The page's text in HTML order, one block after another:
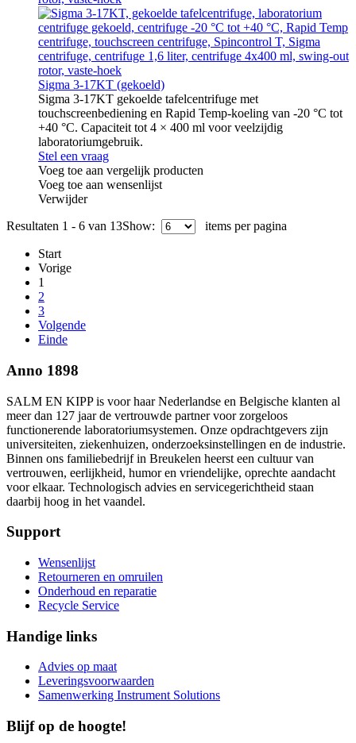
Sigma 3-17KT (gekoeld)
Sigma 3-17KT gekoelde tafelcentrifuge met
touchscreenbediening en Rapid Temp-koeling van -20 °C tot
+40 °C. Capaciteit tot 4 × 400 ml voor veelzijdig
laboratoriumgebruik.
Stel een vraag
Voeg toe aan vergelijk producten
Voeg toe aan wensenlijst
Verwijder
Resultaten 1 - 6 van 13Show: items per pagina
Start
Vorige
1
2
3
Volgende
Einde
Anno 1898
SALM EN KIPP is voor haar Nederlandse en Belgische klanten al
meer dan 127 jaar de vertrouwde partner voor zorgeloos
functionerende laboratoriumsystemen. Onze opdrachtgevers zijn
universiteiten, ziekenhuizen, onderzoeksinstellingen en de industrie.
Binnen ons familiebedrijf in Breukelen heerst een cultuur van
vertrouwen, eerlijkheid, humor en vriendelijke, oprechte aandacht
voor elkaar. Technologisch advies en servicegerichtheid staan
daarbij hoog in het vaandel.
Support
Wensenlijst
Retourneren en omruilen
Onderhoud en reparatie
Recycle Service
Handige links
Advies op maat
Leveringsvoorwaarden
Samenwerking Instrument Solutions
Blijf op de hoogte!